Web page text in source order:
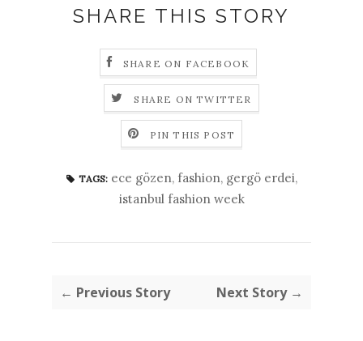
SHARE THIS STORY
SHARE ON FACEBOOK
SHARE ON TWITTER
PIN THIS POST
TAGS: ece gözen, fashion, gergö erdei,
istanbul fashion week
← Previous Story Next Story →